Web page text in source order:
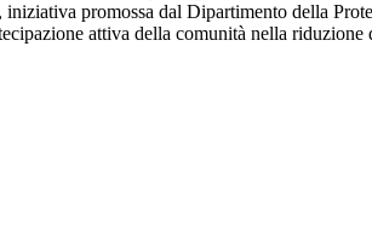
promossa dal Dipartimento della
attiva della comunità nella